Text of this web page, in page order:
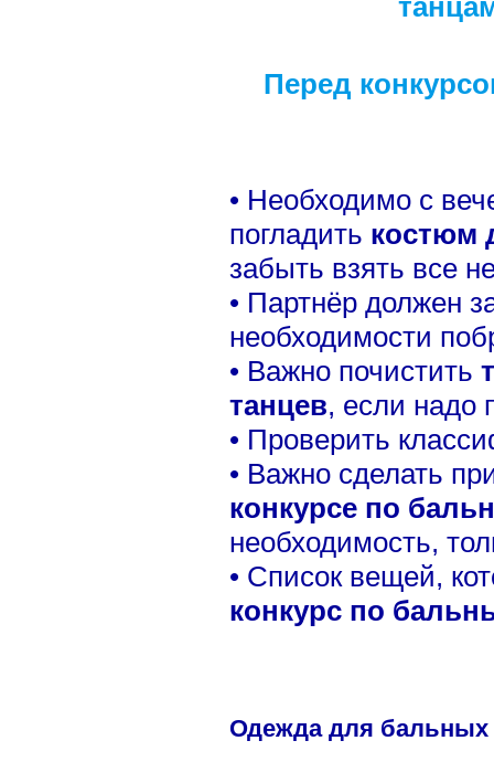
Перед
• Необходимо с
погладить костюм
забыть взять все
• Партнёр должен
необходимости
• Важно почистить
танцев, если надо
• Проверить
• Важно сделать
конкурсе по
необходимость,
• Список вещей,
конкурс по
Одежда для бальных